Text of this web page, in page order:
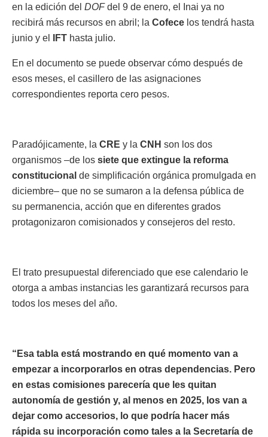
en la edición del DOFdel 9 de enero, el Inai ya no
recibirá más recursos en abril; la Cofece los tendrá hasta
junio y el
IFT hasta julio.
En el documento se puede observar cómo después de
esos meses, el casillero de las asignaciones
correspondientes reporta cero pesos.
Paradójicamente, la CRE y la CNH son los dos
organismos –de los siete que extingue la reforma
constitucional de simplificación orgánica promulgada en
diciembre– que no se sumaron a la defensa pública de
su permanencia, acción que en diferentes grados
protagonizaron comisionados y consejeros del resto.
El trato presupuestal diferenciado que ese calendario le
otorga a ambas instancias les garantizará recursos para
todos los meses del año.
“Esa tabla está mostrando en qué momento van a
empezar a incorporarlos en otras dependencias. Pero
en estas comisiones parecería que les quitan
autonomía de gestión y, al menos en 2025, los van a
dejar como accesorios, lo que podría hacer más
rápida su incorporación como tales a la Secretaría de